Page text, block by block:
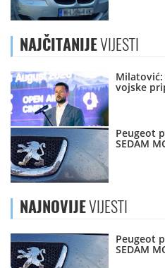
NAJČITANIJEVIJESTI
Milatović:
vojske
Peugeot
SEDAM
NAJNOVIJEVIJESTI
Peugeot
SEDAM